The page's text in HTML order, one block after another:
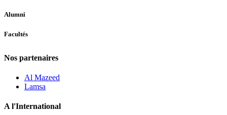
Alumni
Facultés
Nos partenaires
Al Mazeed
Lamsa
A l'International